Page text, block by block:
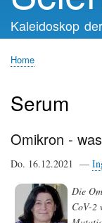
Kaleidoskop
Home
Serum
Omikron -
Do. 16.12.2021 —
Die
CoV-2